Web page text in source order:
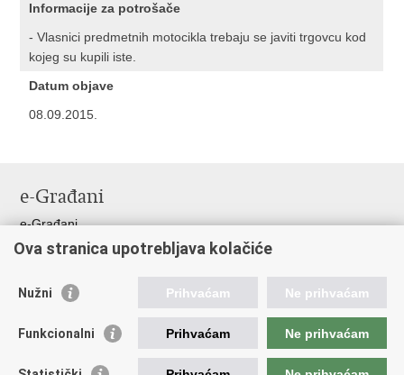
Informacije za potrošače
- Vlasnici predmetnih motocikla trebaju se javiti trgovcu kod
kojeg su kupili iste.
Datum objave
08.09.2015.
e-Građani
e-Građani
Pristup informacijama
Pravo na pristup informacijama
Pristup otvorenim podacima ministarstva
Važne poveznice
Ova stranica upotrebljava kolačiće
Nužni Prihvaćam Ne prihvaćam
Funkcionalni Prihvaćam Ne prihvaćam